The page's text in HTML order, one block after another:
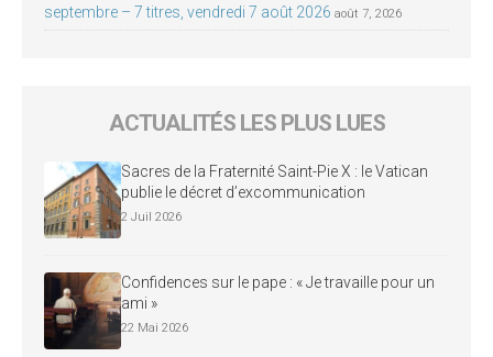
septembre – 7 titres, vendredi 7 août 2026 août 7, 2026
ACTUALITÉS LES PLUS LUES
Sacres de la Fraternité Saint-Pie X : le Vatican
publie le décret d’excommunication
2 Juil 2026
Confidences sur le pape : « Je travaille pour un
ami »
22 Mai 2026